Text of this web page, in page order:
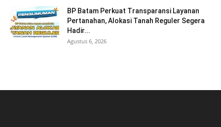
BP Batam Perkuat Transparansi Layanan
Pertanahan, Alokasi Tanah Reguler Segera
Hadir...
Agustus 6, 2026